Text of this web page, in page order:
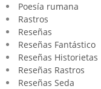
Poesía rumana
Rastros
Reseñas
Reseñas Fantástico
Reseñas Historietas
Reseñas Rastros
Reseñas Seda